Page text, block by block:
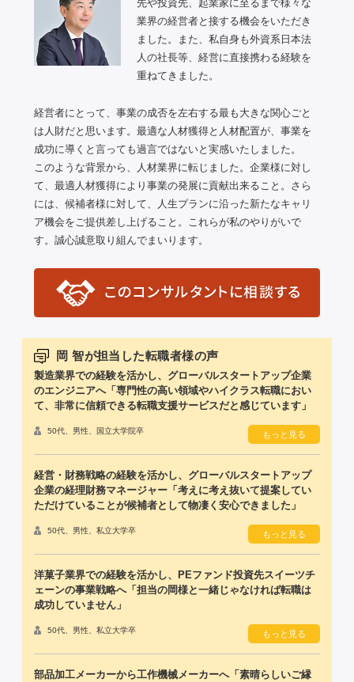
先や投資先、起業家に至るまで様々な
業界の経営者と接する機会をいただき
ました。また、私自身も外資系日本法
人の社長等、経営に直接携わる経験を
重ねてきました。
経営者にとって、事業の成否を左右する最も大きな関心ごと
は人財だと思います。最適な人材獲得と人材配置が、事業を
成功に導くと言っても過言ではないと実感いたしました。
このような背景から、人材業界に転じました。企業様に対し
て、最適人材獲得により事業の発展に貢献出来ること。さら
には、候補者様に対して、人生プランに沿った新たなキャリ
ア機会をご提供差し上げること。これらが私のやりがいで
す。誠心誠意取り組んでまいります。
岡 智が担当した転職者様の声
製造業界での経験を活かし、グローバルスタートアップ企業
のエンジニアへ「専門性の高い領域やハイクラス転職におい
て、非常に信頼できる転職支援サービスだと感じています」
50代、男性、国立大学院卒 もっと見る
経営・財務戦略の経験を活かし、グローバルスタートアップ
企業の経理財務マネージャー「考えに考え抜いて提案してい
ただけていることが候補者として物凄く安心できました」
50代、男性、私立大学卒 もっと見る
洋菓子業界での経験を活かし、PEファンド投資先スイーツチ
ェーンの事業戦略へ「担当の岡様と一緒じゃなければ転職は
成功していません」
50代、男性、私立大学卒 もっと見る
部品加工メーカーから工作機械メーカーへ「素晴らしいご縁